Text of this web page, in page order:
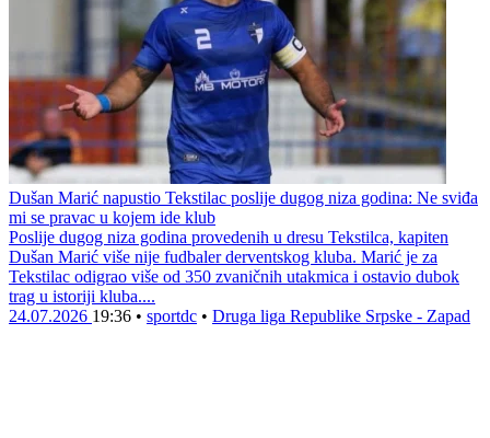
Dušan Marić napustio Tekstilac poslije dugog niza godina: Ne sviđa
mi se pravac u kojem ide klub
Poslije dugog niza godina provedenih u dresu Tekstilca, kapiten
Dušan Marić više nije fudbaler derventskog kluba. Marić je za
Tekstilac odigrao više od 350 zvaničnih utakmica i ostavio dubok
trag u istoriji kluba....
24.07.2026 19:36 • sportdc • Druga liga Republike Srpske - Zapad